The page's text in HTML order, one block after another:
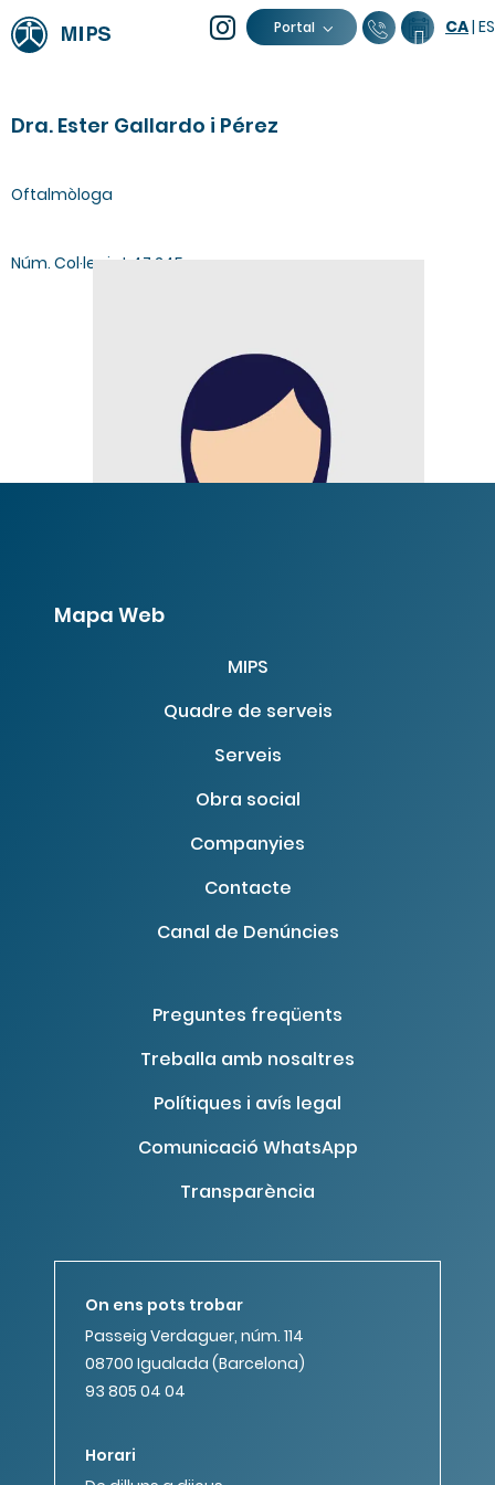
Portal 93 805 04
CA| ES
Dra. Ester Gallardo i Pérez
Oftalmòloga
Núm. Col·legiat 47.245
Tornar a especialistes
Mapa Web
MIPS
Quadre de serveis
Serveis
Obra social
Companyies
Contacte
Canal de Denúncies
Preguntes freqüents
Treballa amb nosaltres
Polítiques i avís legal
Comunicació WhatsApp
Transparència
On ens pots trobar
Passeig Verdaguer, núm. 114
08700 Igualada (Barcelona)
93 805 04 04
Horari